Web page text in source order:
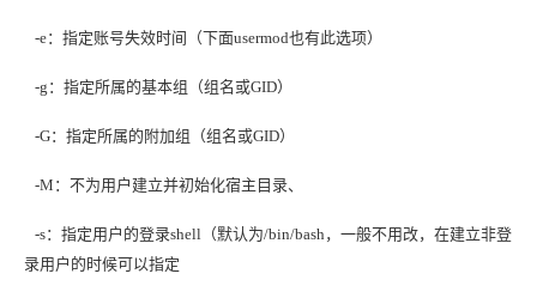
-e：指定账号失效时间（下面usermod也有此选项）
-g ：指定所属的基本组（组名或GID）
-G：指定所属的附加组（组名或GID）
-M ：不为用户建立并初始化宿主目录、
-s：指定用户的登录shell（默认为/bin/bash，一般不用改，在建立非登
录用户的时候可以指定